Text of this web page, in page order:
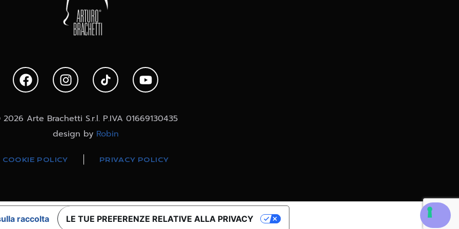
Arte Brachetti S.r.l. P.IVA 01669130435
design by Robin
COOKIE POLICY PRIVACY POLICY
raccolta LE TUE PREFERENZE RELATIVE ALLA PRIVACY